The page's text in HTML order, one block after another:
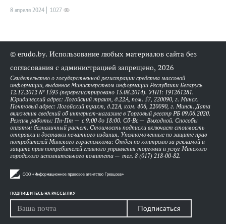
8 апреля 2024 1027
© erudo.by. Использование любых материалов сайта без
согласования с администрацией запрещено, 2026
Свидетельство о государственной регистрации средства массовой
информации, выданное Министерством информации Республики Беларусь
12.12.2012 № 1593 (перерегистрировано 15.08.2014). УНП: 191261281.
Юридический адрес: Логойский тракт, д.22А, пом. 57, 220090, г. Минск.
Почтовый адрес: Логойский тракт, д.22А, ком. 406, 220090, г. Минск. Дата
включения сведений об интернет-магазине в Торговый реестр РБ 09.06.2020.
Режим работы: Пн-Пт — с 9:00 до 18:00. Сб-Вс — Выходной. Способы
оплаты: безналичный расчет. Стоимость подписки включает стоимость
отправки и доставки печатного издания. Уполномоченные по защите прав
потребителей Минского горисполкома: Отдел по контролю за рекламой и
защите прав потребителей главного управления торговли и услуг Минского
городского исполнительного комитета — тел. 8 (017) 218-00-82.
ПОДПИШИТЕСЬ НА РАССЫЛКУ
Подписаться